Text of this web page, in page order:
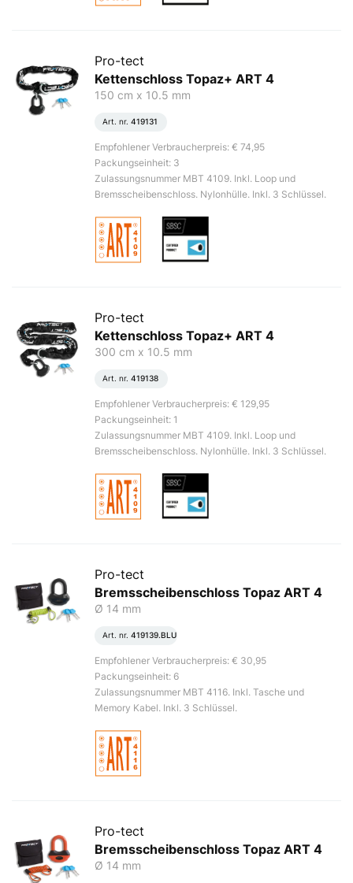
Pro-tect
Kettenschloss Topaz+ ART 4
150 cm x 10.5 mm
Art. nr. 419131
Empfohlener Verbraucherpreis: € 74,95
Packungseinheit: 3
Zulassungsnummer MBT 4109. Inkl. Loop und
Bremsscheibenschloss. Nylonhülle. Inkl. 3 Schlüssel.
Pro-tect
Kettenschloss Topaz+ ART 4
300 cm x 10.5 mm
Art. nr. 419138
Empfohlener Verbraucherpreis: € 129,95
Packungseinheit: 1
Zulassungsnummer MBT 4109. Inkl. Loop und
Bremsscheibenschloss. Nylonhülle. Inkl. 3 Schlüssel.
Pro-tect
Bremsscheibenschloss Topaz ART 4
Ø 14 mm
Art. nr. 419139.BLU
Empfohlener Verbraucherpreis: € 30,95
Packungseinheit: 6
Zulassungsnummer MBT 4116. Inkl. Tasche und
Memory Kabel. Inkl. 3 Schlüssel.
Pro-tect
Bremsscheibenschloss Topaz ART 4
Ø 14 mm